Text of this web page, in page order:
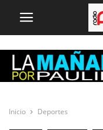
Inicio Deportes